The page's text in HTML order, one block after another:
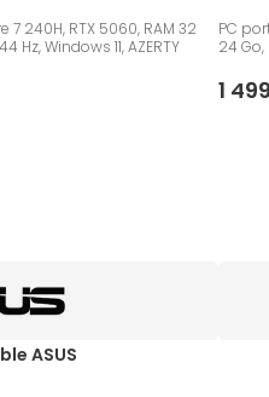
7 240H, RTX 5060, RAM 32
Hz, Windows 11, AZERTY
PC
24 Go,
1
ASUS